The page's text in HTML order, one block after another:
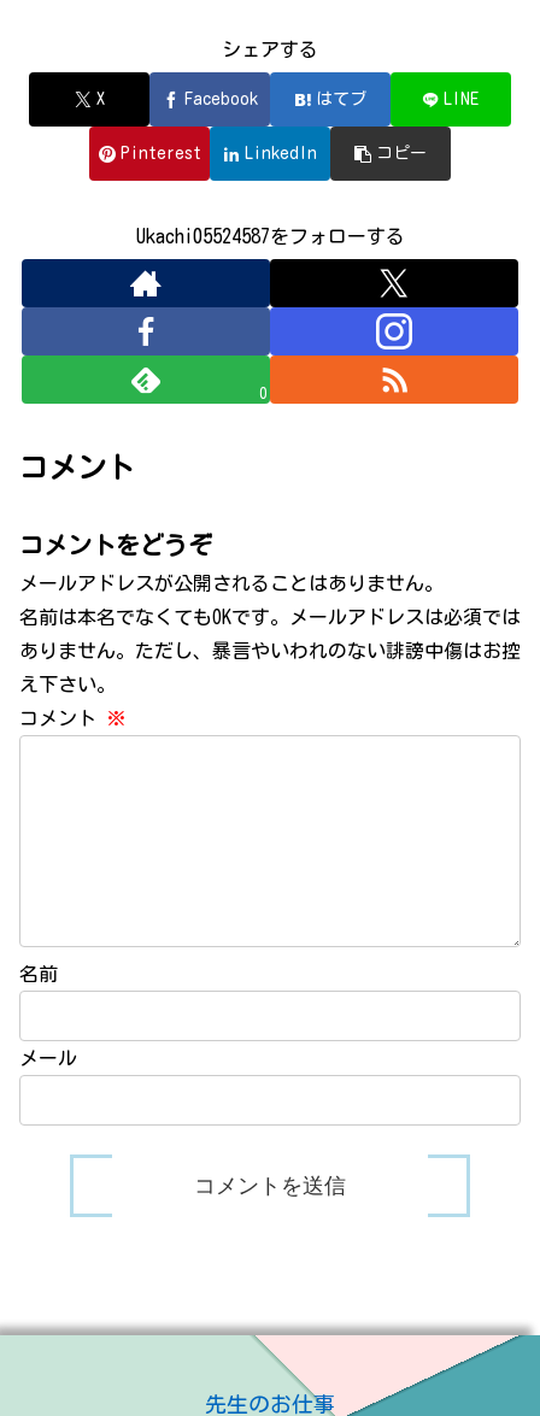
シェアする
X Facebook はてブ LINE
Pinterest LinkedIn コピー
Ukachi05524587をフォローする
0
コメント
コメントをどうぞ
メールアドレスが公開されることはありません。
名前は本名でなくてもOKです。メールアドレスは必須では
ありません。ただし、暴言やいわれのない誹謗中傷はお控
え下さい。
コメント
※
名前
メール
先生のお仕事